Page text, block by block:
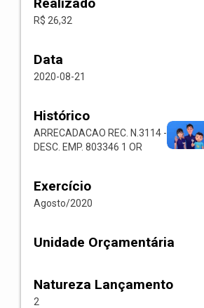
R$ 26,32
Data
2020-08-21
Histórico
ARRECADACAO REC. N.3114 --
DESC. EMP. 803346 1 OR
Exercício
Agosto/2020
Unidade Orçamentária
Natureza Lançamento
2